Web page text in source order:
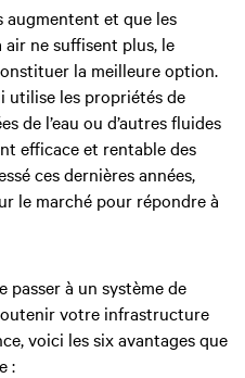
augmentent et que les
ne suffisent plus, le
la meilleure option.
utilise les propriétés de
de l’eau ou d’autres fluides
efficace et rentable des
ces dernières années,
le marché pour répondre à
passer à un système de
votre infrastructure
voici les six avantages que
: